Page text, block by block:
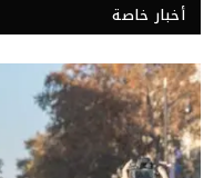
أخبار خاصة